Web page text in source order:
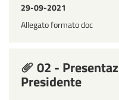
29-09-2021
Allegato formato doc
02 -
Presidente